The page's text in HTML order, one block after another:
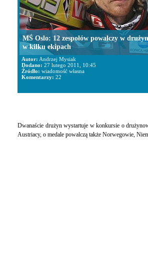
Dwanaście drużyn wystartuje w konkursie o
Austriacy, o medale powalczą także Norwegowie,
MŚ Oslo: 12 zespołów powalczy w
w kilku ekipach
Autor: Andrzej Mysiak
Dodano: 27 lutego 2011, 10:45
Źródło: wiadomość własna
Komentarzy: 22